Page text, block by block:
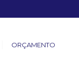
ORÇAMENTO